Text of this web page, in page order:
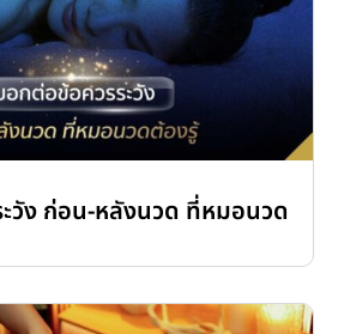
วัง ก่อน-หลังนวด ที่หมอนวด